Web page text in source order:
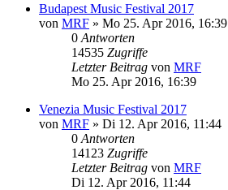
Budapest Music Festival 2017
von MRF » Mo 25. Apr 2016, 16:39
0 Antworten
14535 Zugriffe
Letzter Beitrag von MRF
Mo 25. Apr 2016, 16:39
Venezia Music Festival 2017
von MRF » Di 12. Apr 2016, 11:44
0 Antworten
14123 Zugriffe
Letzter Beitrag von MRF
Di 12. Apr 2016, 11:44